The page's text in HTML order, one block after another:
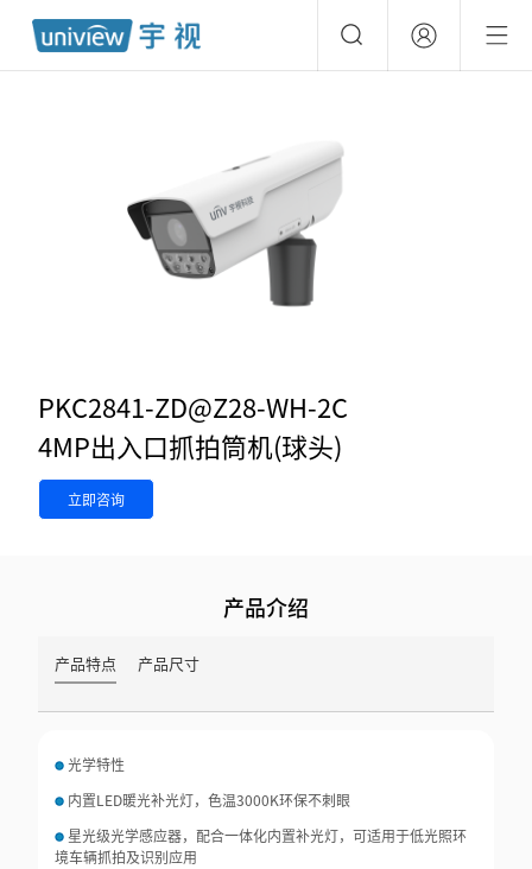
PKC2841-ZD@Z28-WH-2C
4MP出入口抓拍筒机(球头)
立即咨询
产品介绍
产品特点 产品尺寸
光学特性
内置LED暖光补光灯，色温3000K环保不刺眼
星光级光学感应器，配合一体化内置补光灯，可适用于低光照环
境车辆抓拍及识别应用